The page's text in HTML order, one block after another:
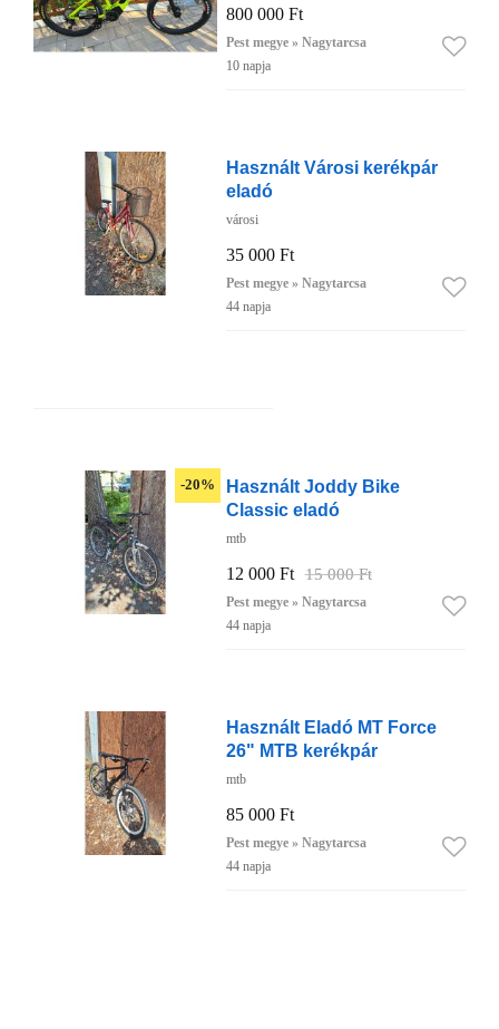
800 000 Ft
Pest megye » Nagytarcsa
10 napja
Használt Városi kerékpár
eladó
városi
35 000 Ft
Pest megye » Nagytarcsa
44 napja
-20%
Használt Joddy Bike
Classic eladó
mtb
12 000 Ft 15 000 Ft
Pest megye » Nagytarcsa
44 napja
Használt Eladó MT Force
26" MTB kerékpár
mtb
85 000 Ft
Pest megye » Nagytarcsa
44 napja